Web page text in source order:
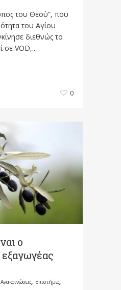
του Θεού”, που
του Αγίου
διεθνώς το
σε VOD,...
0
ο
, Επιστήμες,